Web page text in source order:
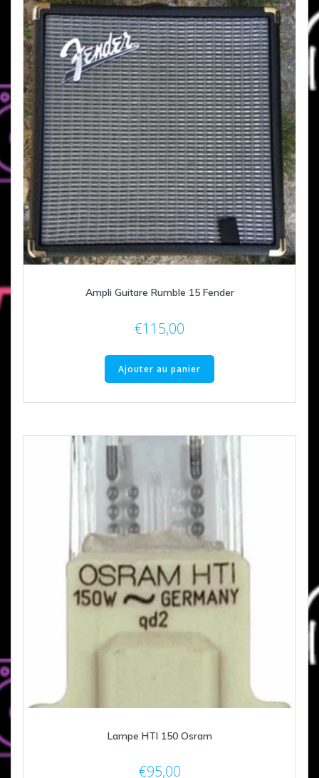
Ampli Guitare Rumble 15 Fender
€115,00
Ajouter au panier
Lampe HTI 150 Osram
€95,00